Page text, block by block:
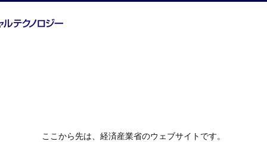
ここから先は、経済産業省のウェブサイトです。